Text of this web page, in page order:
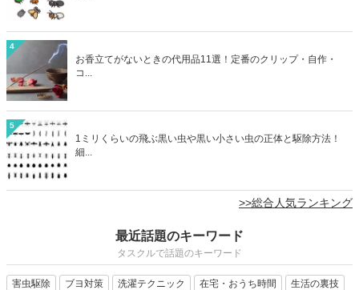
4
お香立てがないときの代用品11選！定番のクリップ・自作・
コ...
5
1ミリくらいの飛ぶ黒い虫や黒い小さい虫の正体と駆除方法！
細...
>>総合人気ランキング
最近話題のキーワード
タスクルで話題のキーワード
害虫駆除 ブヨ対策 洗濯テクニック 在宅・おうち時間 生活の裏技